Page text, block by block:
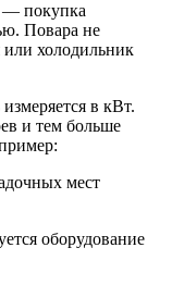
— покупка
Повара не
или холодильник
в кВт.
и тем больше
мест
оборудование